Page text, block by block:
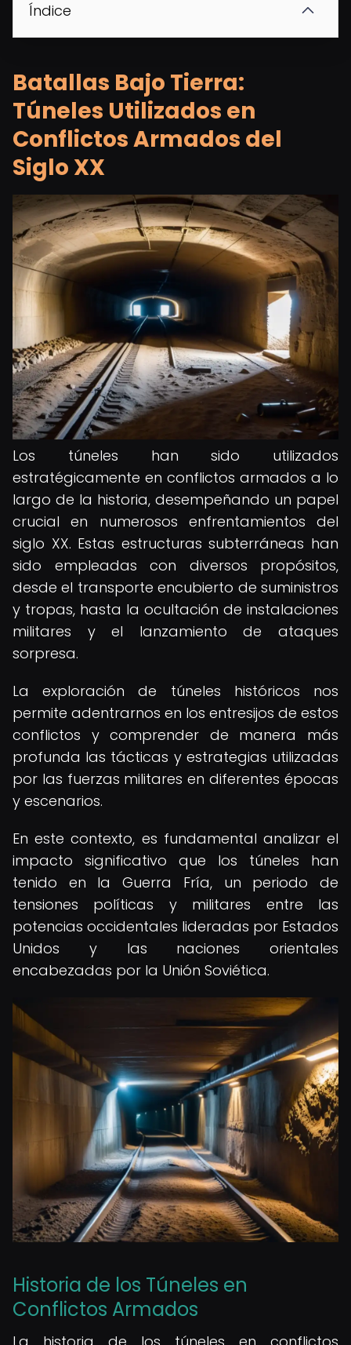
Índice
Batallas Bajo Tierra:
Túneles Utilizados en
Conflictos Armados del
Siglo XX
Los túneles han sido utilizados
estratégicamente en conflictos armados a lo
largo de la historia, desempeñando un papel
crucial en numerosos enfrentamientos del
siglo XX. Estas estructuras subterráneas han
sido empleadas con diversos propósitos,
desde el transporte encubierto de suministros
y tropas, hasta la ocultación de instalaciones
militares y el lanzamiento de ataques
sorpresa.
La exploración de túneles históricos nos
permite adentrarnos en los entresijos de estos
conflictos y comprender de manera más
profunda las tácticas y estrategias utilizadas
por las fuerzas militares en diferentes épocas
y escenarios.
En este contexto, es fundamental analizar el
impacto significativo que los túneles han
tenido en la Guerra Fría, un periodo de
tensiones políticas y militares entre las
potencias occidentales lideradas por Estados
Unidos y las naciones orientales
encabezadas por la Unión Soviética.
Historia de los Túneles en
Conflictos Armados